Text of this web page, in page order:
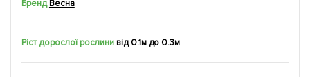
Бренд Весна
Ріст дорослої рослини від 0.1м до 0.3м